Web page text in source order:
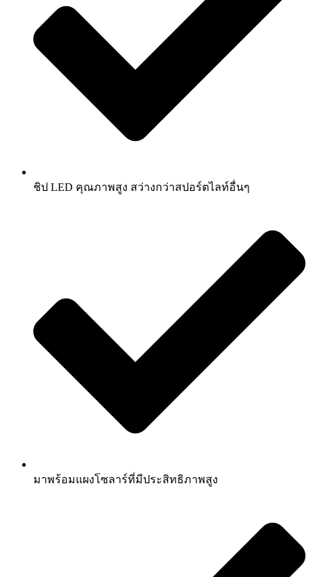
ชิป LED คุณภาพสูง สว่างกว่าสปอร์ตไลท์อื่นๆ
มาพร้อมแผงโซลาร์ที่มีประสิทธิภาพสูง